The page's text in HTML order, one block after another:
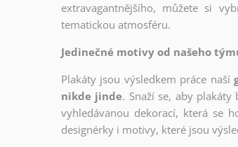
extravagantnějšího, můžete si
tematickou atmosféru.
Jedinečné motivy od našeho
Plakáty jsou výsledkem práce naší
nikde jinde. Snaží se, aby
vyhledávanou dekorací, která se
designérky i motivy, které jsou